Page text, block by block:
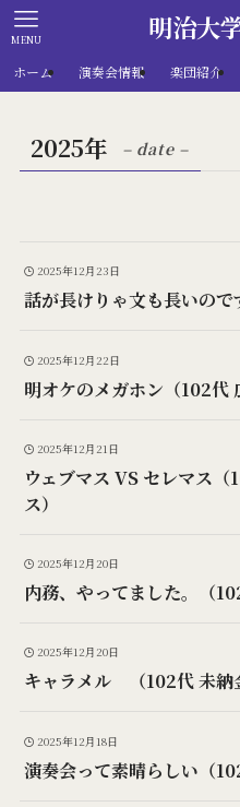
明治大
MENU
ホーム 演奏会情報 楽団紹介
2025年 – date –
2025年12月23日
話が長けりゃ文も長いので
2025年12月22日
明オケのメガホン（102代
2025年12月21日
ウェブマス VS セレマス
ス）
2025年12月20日
内務、やってました。（
2025年12月20日
キャラメル （102代 未納
2025年12月18日
演奏会って素晴らしい（